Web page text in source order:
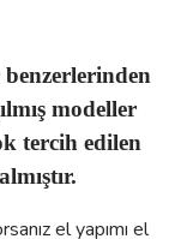
modeller
tercih edilen
el yapımı el